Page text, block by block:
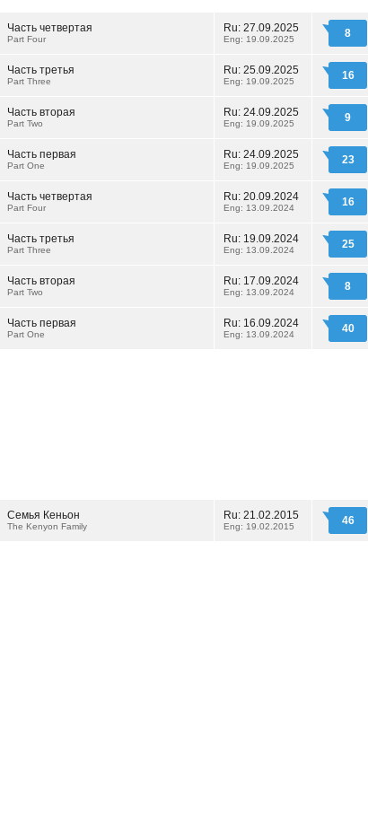
Часть четвертая
Part Four
Ru: 27.09.2025
Eng: 19.09.2025 8
Часть третья
Part Three
Ru: 25.09.2025
Eng: 19.09.2025 16
Часть вторая
Part Two
Ru: 24.09.2025
Eng: 19.09.2025 9
Часть первая
Part One
Ru: 24.09.2025
Eng: 19.09.2025 23
Часть четвертая
Part Four
Ru: 20.09.2024
Eng: 13.09.2024 16
Часть третья
Part Three
Ru: 19.09.2024
Eng: 13.09.2024 25
Часть вторая
Part Two
Ru: 17.09.2024
Eng: 13.09.2024 8
Часть первая
Part One
Ru: 16.09.2024
Eng: 13.09.2024 40
Семья Кеньон
The Kenyon Family
Ru: 21.02.2015
Eng: 19.02.2015 46